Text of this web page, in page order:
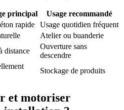
principal
Usage recommandé
rapide
Usage quotidien fréquent
Atelier ou buanderie
distance
Ouverture sans
descendre
Stockage de produits
et motoriser